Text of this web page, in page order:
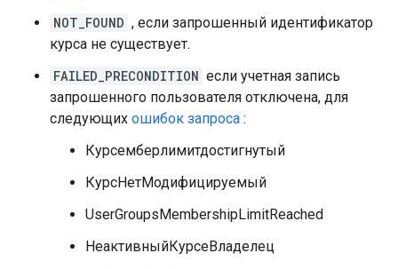
NOT_FOUND , если запрошенный идентификатор
курса не существует.
FAILED_PRECONDITION если учетная запись
запрошенного пользователя отключена, для
следующих ошибок запроса :
Курсемберлимитдостигнутый
КурсНетМодифицируемый
UserGroupsMembershipLimitReached
НеактивныйКурсеВладелец